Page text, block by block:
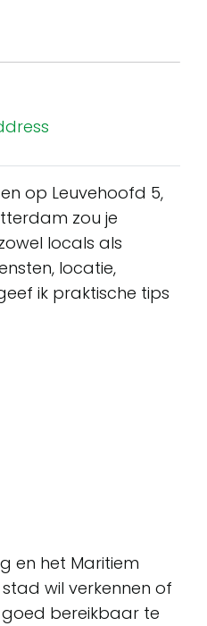
op Leuvehoofd 5,
zou je
locals als
locatie,
ik praktische tips
en het Maritiem
wil verkennen of
goed bereikbaar te